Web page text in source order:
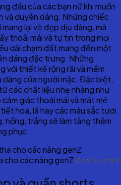
đầu của các bạn nữ khi muốn
và duyên dáng. Những chiếc
lại vẻ đẹp dịu dàng, mà
thoải mái và tự tin trong mọi
dài chạm đất mang đến một
dáng đặc trưng. Những
với thiết kế rộng rãi và mềm
dàng của người mặc. Đặc biệt,
các chất liệu nhẹ nhàng như
giác thoải mái và mát mẻ
hoa, lá hay các màu sắc tươi
hồng, trắng sẽ làm tăng thêm
phục.
cho các nàng genZ (Ảnh: Sưu